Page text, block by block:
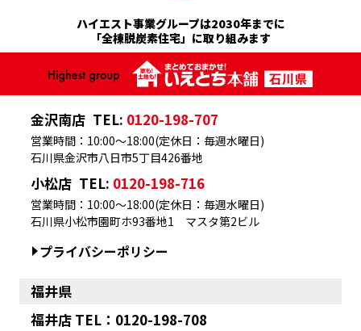
ハイエスト事業グループは2030年までに
「全棟脱炭素住宅」に取り組みます
金沢南店 TEL: 0120-198-707
石川県金沢市八日市5丁目426番地
営業時間：10:00～18:00(定休日：毎週水曜日)
小松店 TEL: 0120-198-716
石川県小松市園町ホ93番地1 マスタ第2ビル
営業時間：10:00～18:00(定休日：毎週水曜日)
プライバシーポリシー
福井県
福井店 TEL：0120-198-708